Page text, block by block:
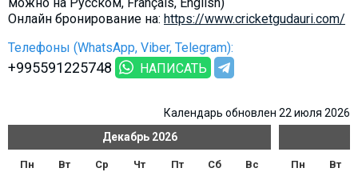
можно на Русском, Français, English)
Онлайн бронирование на: https://www.cricketgudauri.com/
Телефоны (WhatsApp, Viber, Telegram):
+995591225748 НАПИСАТЬ
Календарь обновлен 22 июля 2026
Декабрь 2026
Пн Вт Ср Чт Пт Сб Вс Пн Вт